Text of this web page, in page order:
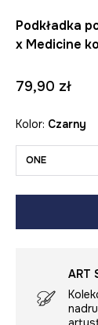
Podkładka
x Medicine
79,90 zł
Kolor: czarny
ONE
ART